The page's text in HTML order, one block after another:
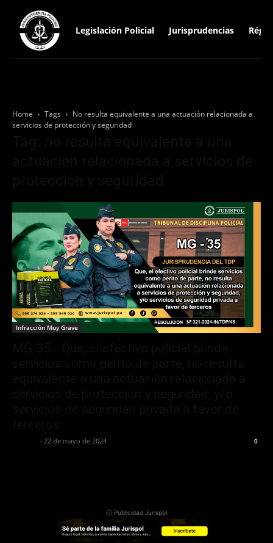
Legislación Policial Jurisprudencias
Home Tags
No resulta equivalente a una actuación relacionada a
servicios de protección y seguridad
Infracción Muy Grave
- 22 de mayo de 2024 0
ⓘ Publicidad Jurispol